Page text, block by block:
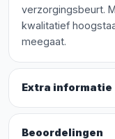
verzorgingsbeurt.
kwalitatief
meegaat.
Extra informatie
Beoordelingen